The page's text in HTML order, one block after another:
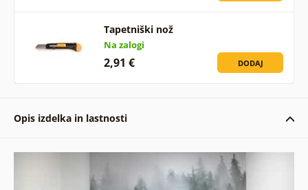
Tapetniški nož
Na zalogi
2,91 € DODAJ
Opis izdelka in lastnosti